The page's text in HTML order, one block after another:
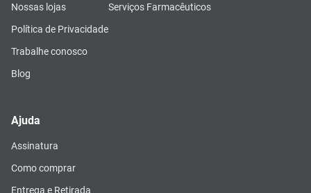
Nossas lojas
Política de Privacidade
Trabalhe conosco
Blog
Serviços Farmacêuticos
Ajuda
Assinatura
Como comprar
Entrega e Retirada